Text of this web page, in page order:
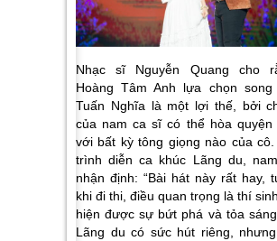
Nhạc sĩ Nguyễn Quang cho
Hoàng Tâm Anh lựa chọn song
Tuấn Nghĩa là một lợi thế, bởi
của nam ca sĩ có thể hòa quyện
với bất kỳ tông giọng nào của cô.
trình diễn ca khúc Lãng du ,
nhận định: “Bài hát này rất hay,
khi đi thi, điều quan trọng là thí
hiện được sự bứt phá và tỏa
Lãng du có sức hút riêng,